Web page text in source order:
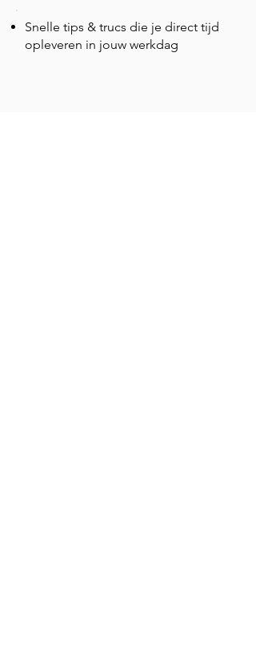
Snelle tips & trucs die je direct tijd
opleveren in jouw werkdag